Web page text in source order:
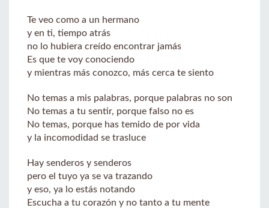
Te veo como a un hermano
y en ti, tiempo atrás
no lo hubiera creído encontrar jamás
Es que te voy conociendo
y mientras más conozco, más cerca te siento
No temas a mis palabras, porque palabras no son
No temas a tu sentir, porque falso no es
No temas, porque has temido de por vida
y la incomodidad se trasluce
Hay senderos y senderos
pero el tuyo ya se va trazando
y eso, ya lo estás notando
Escucha a tu corazón y no tanto a tu mente